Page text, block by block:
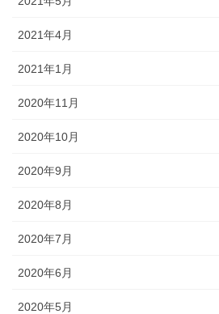
2021年4月
2021年1月
2020年11月
2020年10月
2020年9月
2020年8月
2020年7月
2020年6月
2020年5月